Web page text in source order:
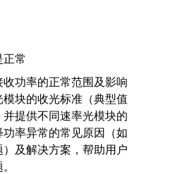
正常
功率的正常范围及影响
块的收光标准（典型值
并提供不同速率光模块的
率异常的常见原因（如
及解决方案，帮助用户